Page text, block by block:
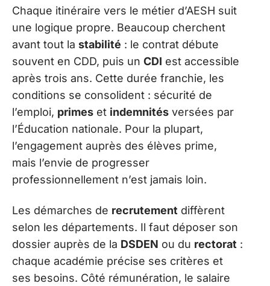
Chaque itinéraire vers le métier d’AESH suit
une logique propre. Beaucoup cherchent
avant tout la stabilité : le contrat débute
souvent en CDD, puis un CDI est accessible
après trois ans. Cette durée franchie, les
conditions se consolident : sécurité de
l’emploi, primes et indemnités versées par
l’Éducation nationale. Pour la plupart,
l’engagement auprès des élèves prime,
mais l’envie de progresser
professionnellement n’est jamais loin.
Les démarches de recrutement diffèrent
selon les départements. Il faut déposer son
dossier auprès de la DSDEN ou du rectorat :
chaque académie précise ses critères et
ses besoins. Côté rémunération, le salaire